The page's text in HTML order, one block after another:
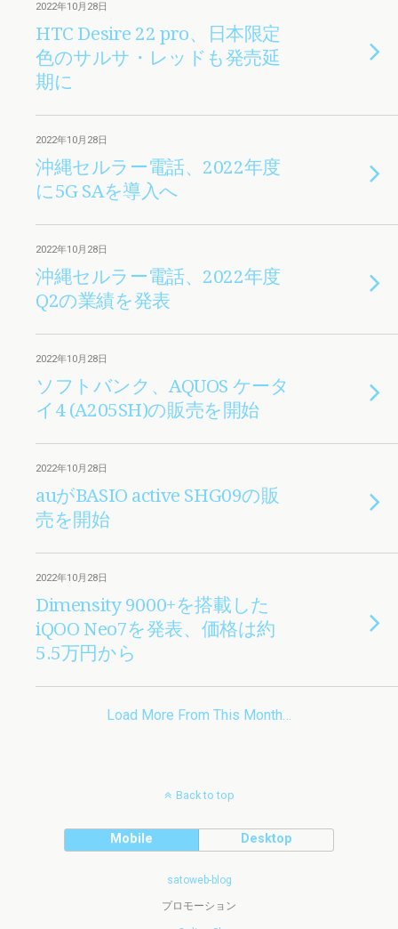
2022年10月28日
HTC Desire 22 pro、日本限定
色のサルサ・レッドも発売延
期に
2022年10月28日
沖縄セルラー電話、2022年度
に5G SAを導入へ
2022年10月28日
沖縄セルラー電話、2022年度
Q2の業績を発表
2022年10月28日
ソフトバンク、AQUOS ケータ
イ4 (A205SH)の販売を開始
2022年10月28日
auがBASIO active SHG09の販
売を開始
2022年10月28日
Dimensity 9000+を搭載した
iQOO Neo7を発表、価格は約
5.5万円から
Load More From This Month…
Back to top
Mobile Desktop
satoweb-blog
プロモーション